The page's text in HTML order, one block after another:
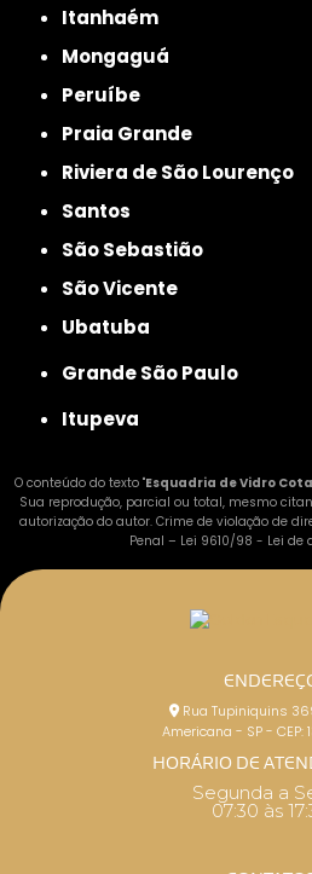
Itanhaém
Mongaguá
Peruíbe
Praia Grande
Riviera de São Lourenço
Santos
São Sebastião
São Vicente
Ubatuba
Grande São Paulo
Itupeva
O conteúdo do texto "Esquadria de Vidro
Sua reprodução, parcial ou total, mesmo
autorização do autor. Crime de violação de
Penal – Lei 9610/98 - Lei de
Rua Tupiniquins
Americana - SP - CEP:
HORÁRIO DE
Segunda a
07:30 às